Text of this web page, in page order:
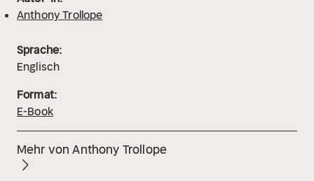
Anthony Trollope
Sprache:
Englisch
Format:
E-Book
Mehr von Anthony Trollope